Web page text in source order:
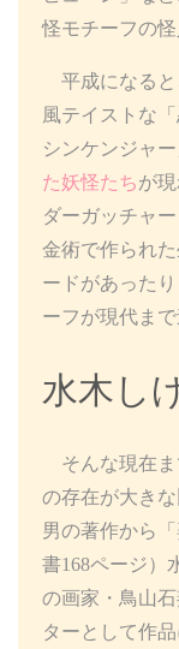
怪モチーフの
平成になると
風テイストな
シンケンジャ
た妖怪たちが
ダーガッチャ
金術で作られ
ードがあった
ーフが現代ま
水木し
そんな現在ま
の存在が大き
男の著作から
書168ページ）
の画家・鳥山
ターとして作